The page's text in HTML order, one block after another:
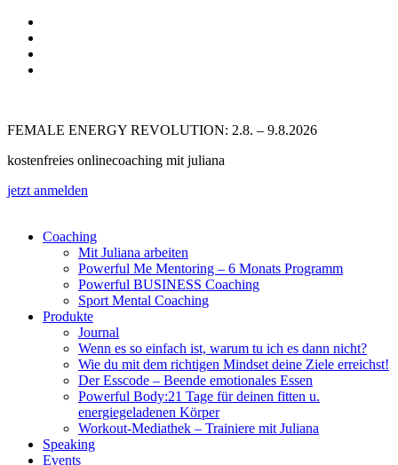
Zum
Inhalt
springen
FEMALE ENERGY REVOLUTION: 2.8. – 9.8.2026
kostenfreies onlinecoaching mit juliana
jetzt anmelden
Coaching
Mit Juliana arbeiten
Powerful Me Mentoring – 6 Monats Programm
Powerful BUSINESS Coaching
Sport Mental Coaching
Produkte
Journal
Wenn es so einfach ist, warum tu ich es dann nicht?
Wie du mit dem richtigen Mindset deine Ziele erreichst!
Der Esscode – Beende emotionales Essen
Powerful Body:21 Tage für deinen fitten u.
energiegeladenen Körper
Workout-Mediathek – Trainiere mit Juliana
Speaking
Events